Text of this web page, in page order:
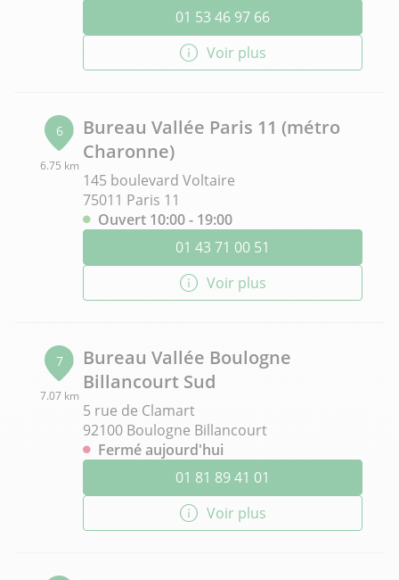
01 53 46 97 66
Voir plus
6
6.75 km
Bureau Vallée Paris 11 (métro
Charonne)
145 boulevard Voltaire
75011 Paris 11
Ouvert 10:00 - 19:00
01 43 71 00 51
Voir plus
7
7.07 km
Bureau Vallée Boulogne
Billancourt Sud
5 rue de Clamart
92100 Boulogne Billancourt
Fermé aujourd'hui
01 81 89 41 01
Voir plus